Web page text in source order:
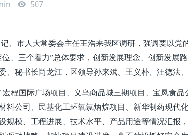
507
、市人大常委会主任王浩来我区调研，强调要以党
、三个着力”总体要求，创新发展理念、创新发展
、秘书长尚龙江，区领导孙来斌、王义朴、汪德法
程国际广场项目、义乌商品城三期项目、宝凤食
料公司、民基化工环氧氯炳烷项目、新华制药现代
规模、工程进展、技术水平、产品用途等情况汇报